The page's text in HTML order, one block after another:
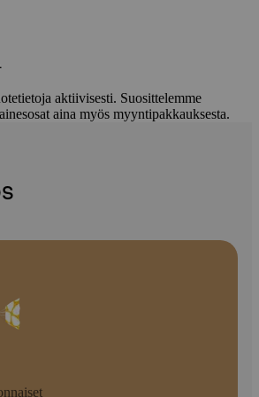
aktiivisesti. Suosittelemme
aina myös myyntipakkauksesta.